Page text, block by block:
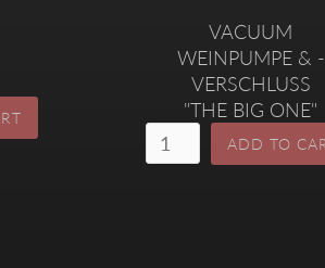
VACUUM
WEINPUMPE & -
VERSCHLUSS
"THE BIG ONE"